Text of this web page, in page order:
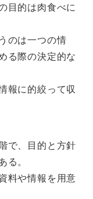
目的は肉食べに
のは一つの情
る際の決定的な
報に的絞って収
で、目的と方針
る。
料や情報を用意